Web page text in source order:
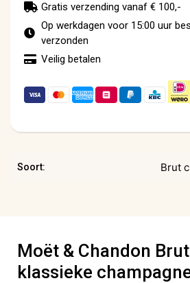
Gratis verzending vanaf € 100,-
Op werkdagen voor 15:00 uur
verzonden
Veilig betalen
Soort: Brut
Moët & Chandon
klassieke